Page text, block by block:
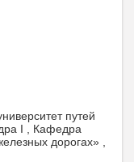
путей
I , Кафедра
дорогах» ,